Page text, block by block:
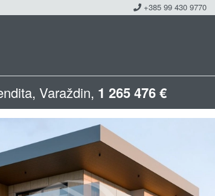
+385 99 430 9770
Varaždin, 1 265 476 €